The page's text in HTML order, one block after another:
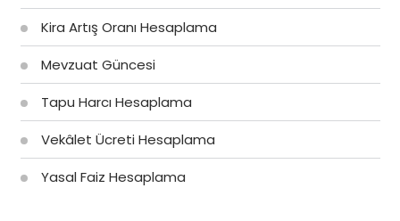
Kira Artış Oranı Hesaplama
Mevzuat Güncesi
Tapu Harcı Hesaplama
Vekâlet Ücreti Hesaplama
Yasal Faiz Hesaplama